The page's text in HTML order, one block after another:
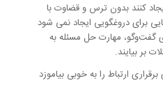
کنند بدون ترس و قضاوت با
برای دروغگویی ایجاد نمی شود
گفت‌وگو، مهارت حل مسئله به
بر بیایند.
ارتباط را به خوبی بیاموزد